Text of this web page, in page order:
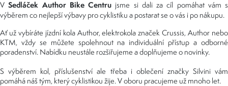
VSedláček Author Bike Centru jsme si dali za cíl pomáhat vám s
výběrem co nejlepší výbavy pro cyklistiku a postarat se o vás i po nákupu.
Ať už vybíráte jízdní kola Author, elektrokola značek Crussis, Author nebo
KTM, vždy se můžete spolehnout na individuální přístup a odborné
poradenství. Nabídku neustále rozšiřujeme a doplňujeme o novinky.
S výběrem kol, příslušenství ale třeba i oblečení značky Silvini vám
pomáhá náš tým, který cyklistikou žije. V oboru pracujeme už mnoho let.